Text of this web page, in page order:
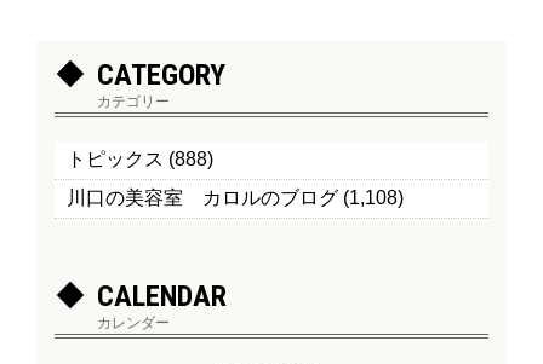
CATEGORY
カテゴリー
トピックス (888)
川口の美容室 カロルのブログ (1,108)
CALENDAR
カレンダー